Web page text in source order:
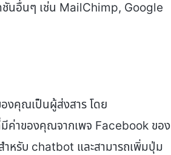
นอื่นๆ เช่น MailChimp, Google
งคุณเป็นผู้ส่งสาร โดย
ค่าของคุณจากเพจ Facebook ของ
หรับ chatbot และสามารถเพิ่มปุ่ม